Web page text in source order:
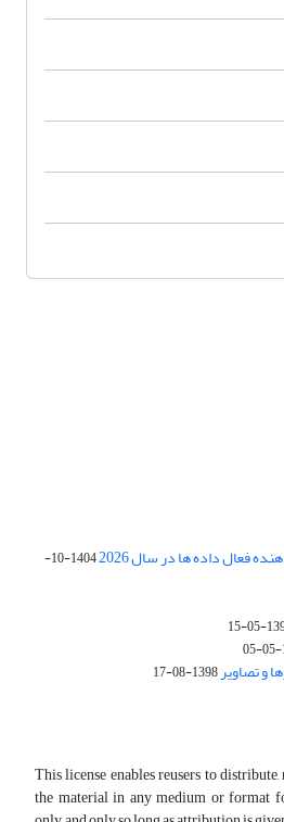
فعال داده ها در سال 2026
1404-10-
و تصاویر1398-08-17
This license enables reusers to
the material in any medium or format